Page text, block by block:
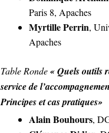
Paris 8, Apaches
Myrtille Perrin,
Apaches
Table Ronde« Quels outils
service de
Principes et cas pratiques»
Alain Bouhours,